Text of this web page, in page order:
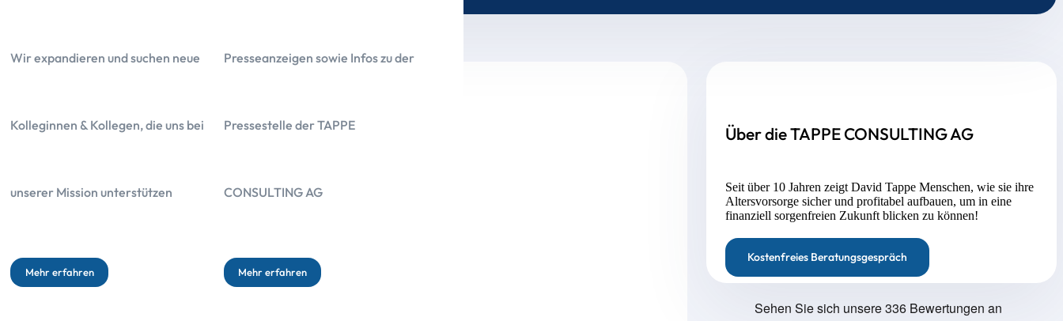
Wir expandieren und suchen neue
Kolleginnen & Kollegen, die uns bei
unserer Mission unterstützen
Mehr erfahren
Presseanzeigen sowie Infos zu der
Pressestelle der TAPPE
CONSULTING AG
Mehr erfahren
Die Gesamtbelastung der im Angebot hinterlegten Kapitalanlage beträgt 137.711,85 Euro
Über die TAPPE CONSULTING AG
Seit über 10 Jahren zeigt David Tappe Menschen, wie sie ihre
Altersvorsorge sicher und profitabel aufbauen, um in eine
finanziell sorgenfreien Zukunft blicken zu können!
Kostenfreies Beratungsgespräch